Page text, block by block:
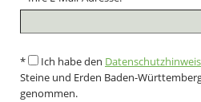
* Ich habe den Datenschutzhinweis
Steine und Erden Baden-
genommen.